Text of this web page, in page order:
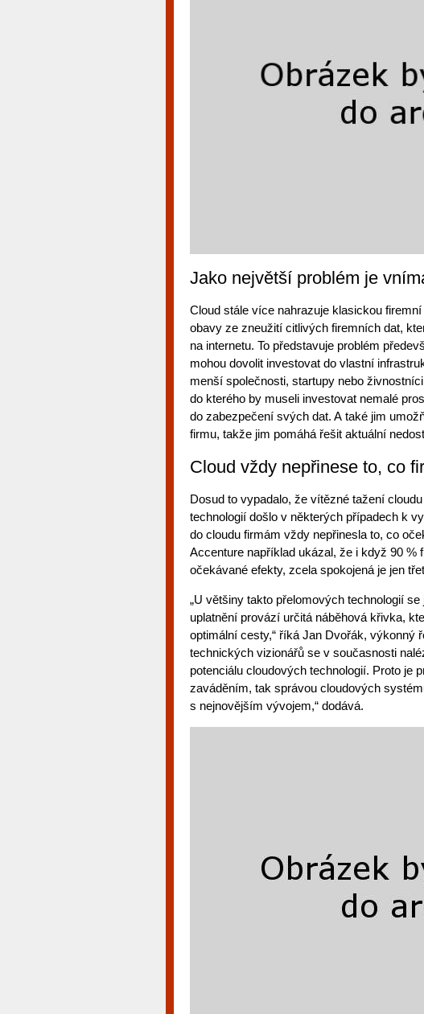
Jako největší problém je
Cloud stále více nahrazuje klasickou
obavy ze zneužití citlivých firemních dat,
na internetu. To představuje problém
mohou dovolit investovat do vlastní
menší společnosti, startupy nebo
do kterého by museli investovat nemalé
do zabezpečení svých dat. A také jim
firmu, takže jim pomáhá řešit aktuální
Cloud vždy nepřinese to, co
Dosud to vypadalo, že vítězné tažení
technologií došlo v některých případech k
do cloudu firmám vždy nepřinesla to, co
Accenture například ukázal, že i když 90 %
očekávané efekty, zcela spokojená je jen
„U většiny takto přelomových technologií
uplatnění provází určitá náběhová křivka,
optimální cesty,“ říká Jan Dvořák, výkonný
technických vizionářů se v současnosti
potenciálu cloudových technologií. Proto je
zaváděním, tak správou cloudových
s nejnovějším vývojem,“ dodává.